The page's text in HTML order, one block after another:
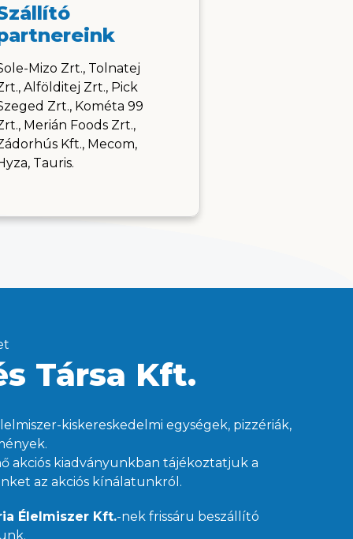
Mizo Zrt., Tolnatej
Alfölditej Zrt., Pick
Zrt., Kométa 99
Merián Foods Zrt.,
Kft., Mecom,
Tauris.
Társa Kft.
kiskereskedelmi egységek, pizzériák,
akciós kiadványunkban tájékoztatjuk a
az akciós kínálatunkról.
Élelmiszer Kft.-nek frissáru beszállító